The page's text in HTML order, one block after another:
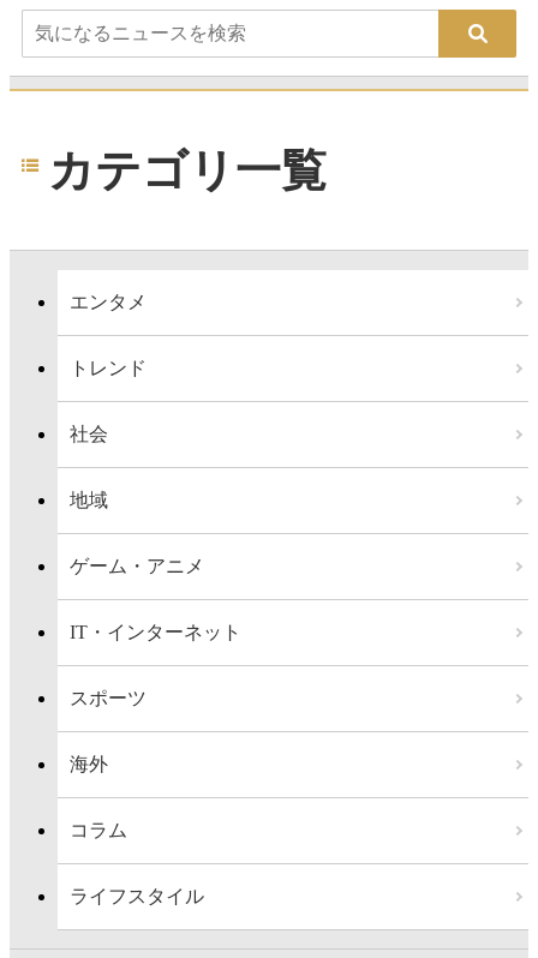
カテゴリ一覧
エンタメ
トレンド
社会
地域
ゲーム・アニメ
IT・インターネット
スポーツ
海外
コラム
ライフスタイル